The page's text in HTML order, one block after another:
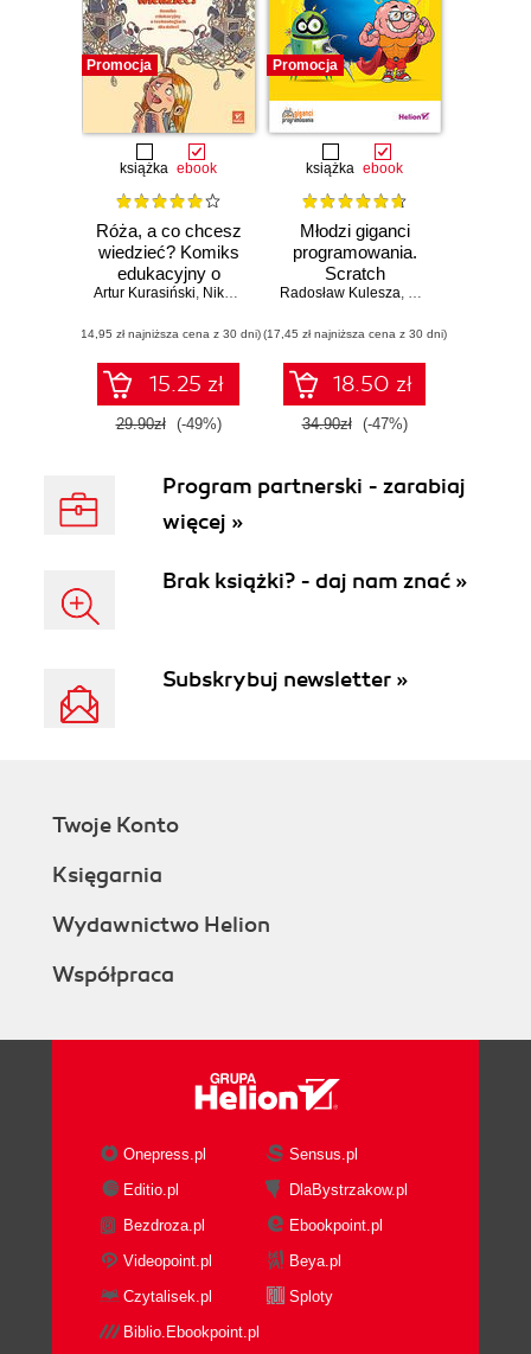
Promocja
książka ebook
Róża, a co chcesz
wiedzieć? Komiks
edukacyjny o
technologiach dla
Artur Kurasiński, Nikola Kucharska ,Radosław Kulesza
(14,95 zł najniższa cena z 30 dni)
15.25 zł
29.90zł (-49%)
Promocja
książka ebook
Młodzi giganci
programowania.
Scratch
Radosław Kulesza, Sebastian Langa
(17,45 zł najniższa cena z 30 dni)
18.50 zł
34.90zł (-47%)
Program partnerski - zarabiaj
więcej »
Brak książki? - daj nam znać »
Subskrybuj newsletter »
Twoje Konto
Księgarnia
Wydawnictwo Helion
Współpraca
Onepress.pl
Sensus.pl
Editio.pl
DlaBystrzakow.pl
Bezdroza.pl
Ebookpoint.pl
Videopoint.pl
Beya.pl
Czytalisek.pl
Sploty
Biblio.Ebookpoint.pl